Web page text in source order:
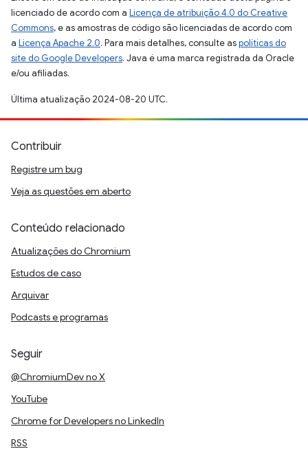
licenciado de acordo com a Licença de atribuição 4.0 do Creative
Commons, e as amostras de código são licenciadas de acordo com
a Licença Apache 2.0. Para mais detalhes, consulte aspolíticas do
site do Google Developers. Java é uma marca registrada da Oracle
e/ou afiliadas.
Última atualização 2024-08-20 UTC.
Contribuir
Registre um bug
Veja as questões em aberto
Conteúdo relacionado
Atualizações do Chromium
Estudos de caso
Arquivar
Podcasts e programas
Seguir
@ChromiumDev no X
YouTube
Chrome for Developers no LinkedIn
RSS